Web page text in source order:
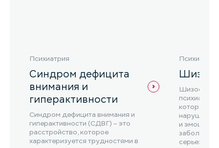
Психиатрия
Синдром дефицита
внимания и
гиперактивности
Синдром дефицита внимания и
гиперактивности (СДВГ) – это
расстройство, которое
характеризуется трудностями в
Психиатрия
которое
и
серьезное